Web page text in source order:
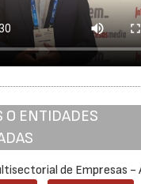
O ENTIDADES
de Empresas -